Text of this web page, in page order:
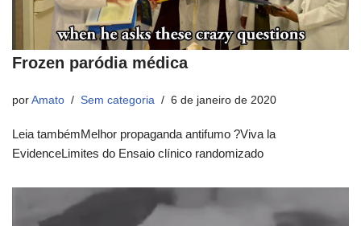
Frozen paródia médica
por Amato Sem categoria 6 de janeiro de 2020
Leia tambémMelhor propaganda antifumo ?Viva la
EvidenceLimites do Ensaio clínico randomizado